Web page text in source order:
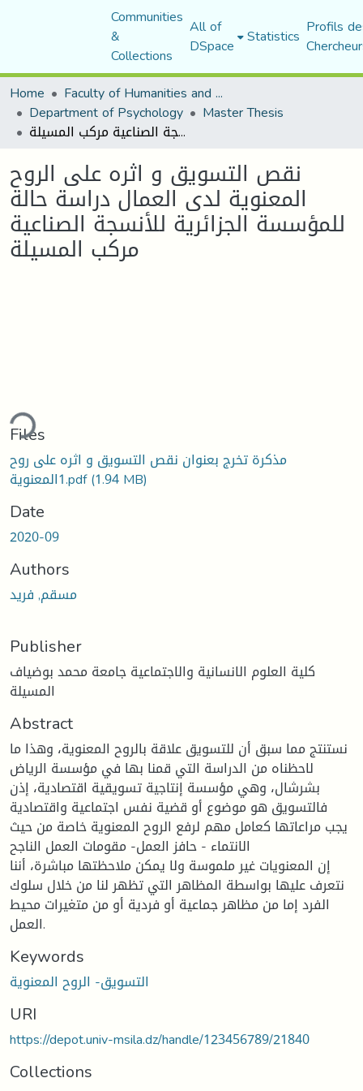
Communities
&
Collections
All of
DSpace Statistics Profils
Home
Faculty of Humanities and Social Sciences
Department of Psychology Master Thesis
نقص التسويق و اثره على الروح المعنوية لدى العمال دراسة حالة للمؤسسة الجزائرية للأنسجة الصناعية مركب المسيلة
نقص التسويق و اثره على الروح
المعنوية لدى العمال دراسة حالة
للمؤسسة الجزائرية للأنسجة الصناعية
مركب المسيلة
Files
مذكرة تخرج بعنوان نقص التسويق و اثره على روح
1المعنوية.pdf(1.94 MB)
Date
2020-09
Authors
مسقم, فريد
Publisher
كلية العلوم الانسانية والاجتماعية جامعة محمد بوضياف
المسيلة
Abstract
نستنتج مما سبق أن للتسويق علاقة بالروح المعنوية، وهذا ما
لاحظناه من الدراسة التي قمنا بها في مؤسسة الرياض
بشرشال، وهي مؤسسة إنتاجية تسويقية اقتصادية، إذن
فالتسويق هو موضوع أو قضية نفس اجتماعية واقتصادية
يجب مراعاتها كعامل مهم لرفع الروح المعنوية خاصة من حيث
الانتماء - حافز العمل- مقومات العمل الناجح
إن المعنويات غير ملموسة ولا يمكن ملاحظتها مباشرة، أننا
نتعرف عليها بواسطة المظاهر التي تظهر لنا من خلال سلوك
الفرد إما من مظاهر جماعية أو فردية أو من متغيرات محيط
العمل.
Keywords
التسويق- الروح المعنوية
URI
https://depot.univ-msila.dz/handle/123456789/21840
Collections